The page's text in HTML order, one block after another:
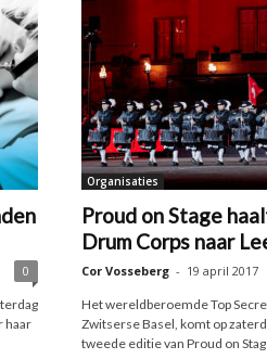
0
haar
Organisaties
Proud on Stage
Drum Corps naar
Cor Vosseberg - 19 april 2017
Het wereldberoemde Top
Zwitserse Basel, komt op
tweede editie van Proud on